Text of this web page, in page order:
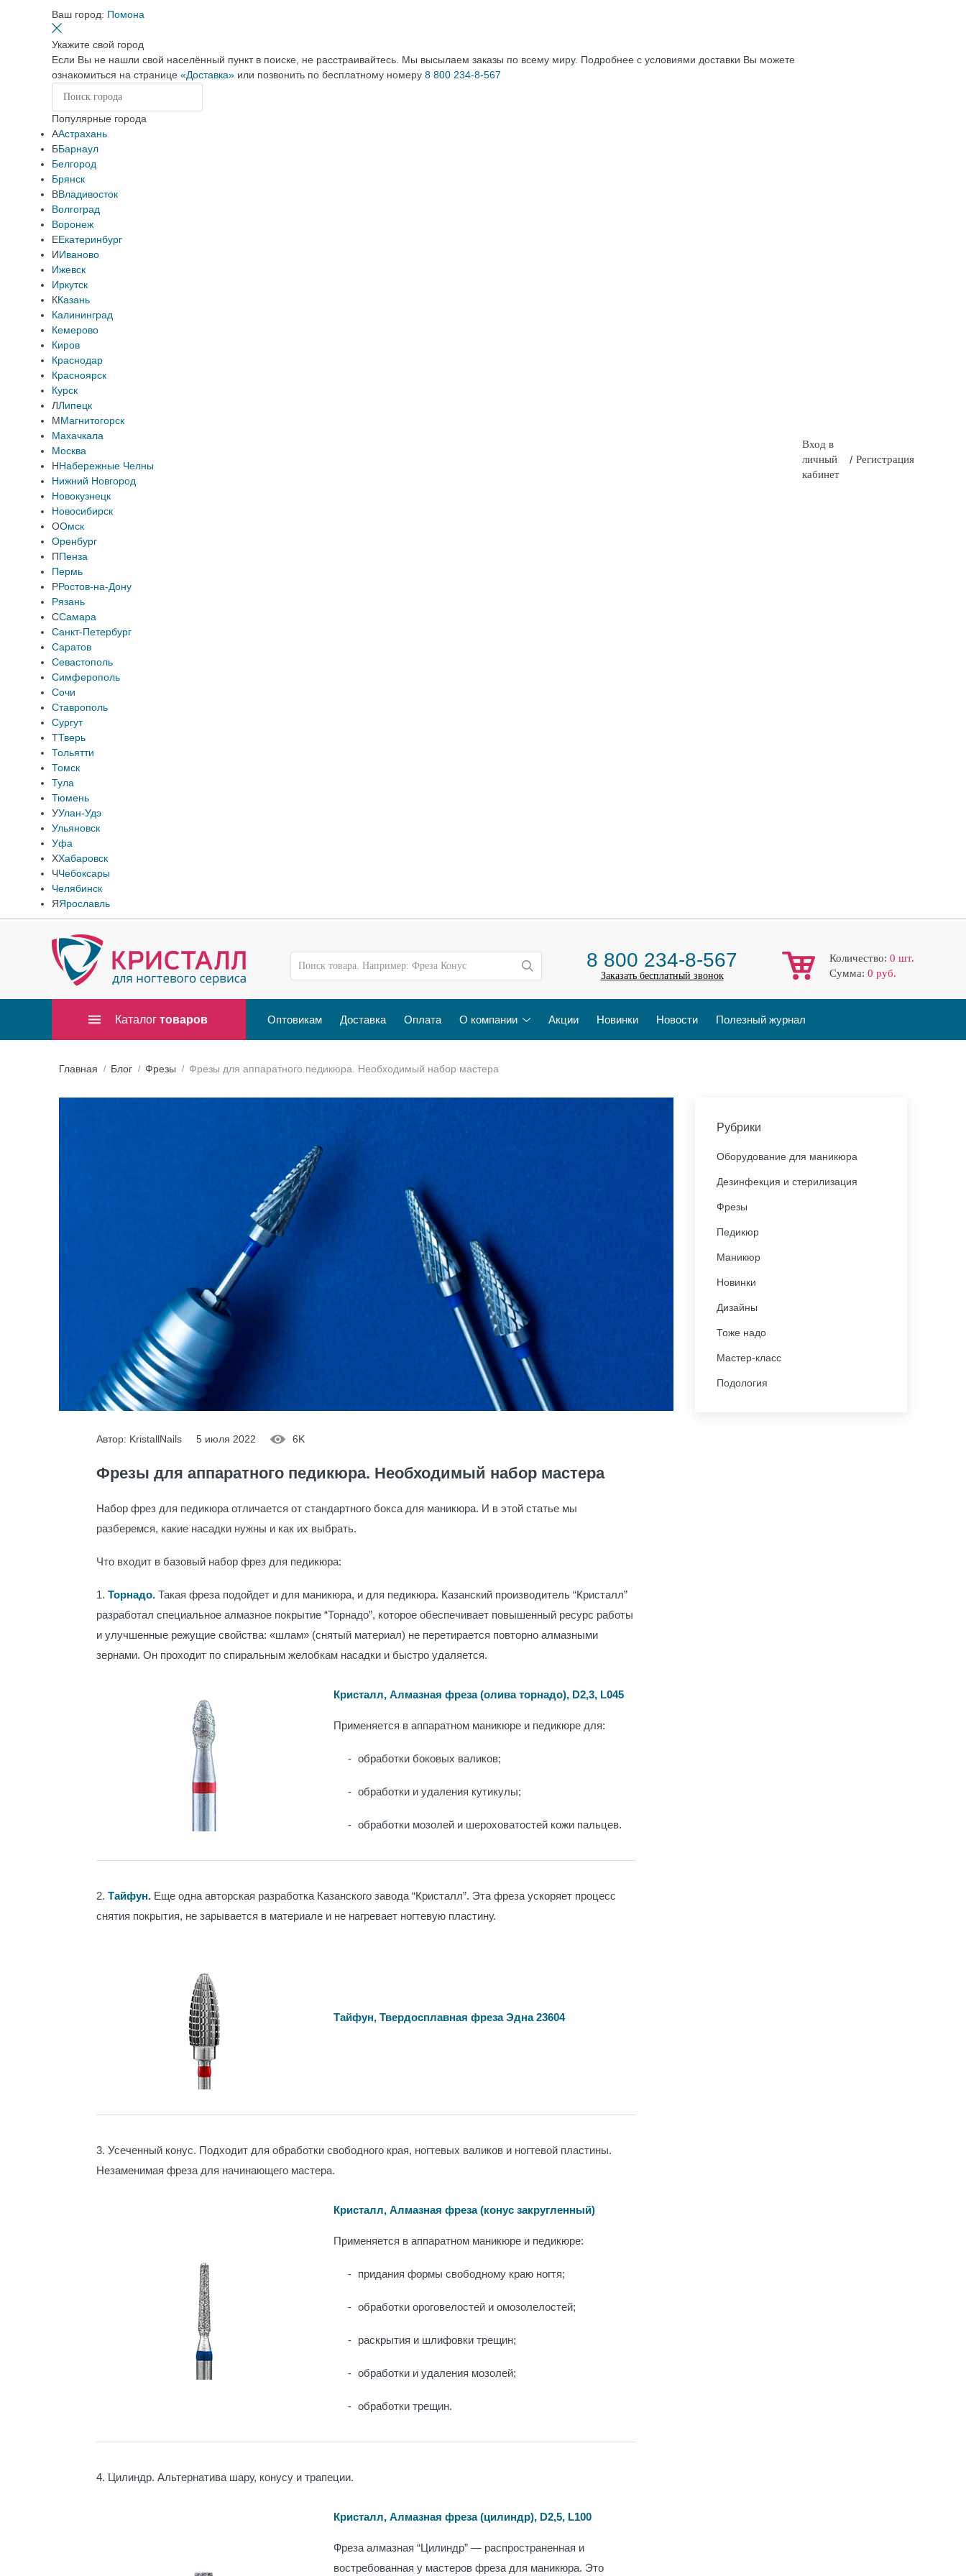
Ваш город: Помона
Укажите свой город
Если Вы не нашли свой населённый пункт в поиске, не расстраивайтесь. Мы высылаем заказы по всему миру. Подробнее с условиями доставки Вы можете
ознакомиться на странице «Доставка» или позвонить по бесплатному номеру 8 800 234-8-567
Популярные города
ААстрахань
ББарнаул
Белгород
Брянск
ВВладивосток
Волгоград
Воронеж
ЕЕкатеринбург
ИИваново
Ижевск
Иркутск
ККазань
Калининград
Кемерово
Киров
Краснодар
Красноярск
Курск
ЛЛипецк
ММагнитогорск
Махачкала
Москва
ННабережные Челны
Нижний Новгород
Новокузнецк
Новосибирск
ООмск
Оренбург
ППенза
Пермь
РРостов-на-Дону
Рязань
ССамара
Санкт-Петербург
Саратов
Севастополь
Симферополь
Сочи
Ставрополь
Сургут
ТТверь
Тольятти
Томск
Тула
Тюмень
УУлан-Удэ
Ульяновск
Уфа
ХХабаровск
ЧЧебоксары
Челябинск
ЯЯрославль
Вход в
личный
кабинет
/ Регистрация
8 800 234-8-567
Заказать бесплатный звонок
Количество: 0 шт.
Cумма: 0 руб.
Каталог товаров Оптовикам Доставка Оплата О компании Акции Новинки Новости Полезный журнал
Главная Блог Фрезы Фрезы для аппаратного педикюра. Необходимый набор мастера
Автор: KristallNails 5 июля 2022 6K
Фрезы для аппаратного педикюра. Необходимый набор мастера
Набор фрез для педикюра отличается от стандартного бокса для маникюра. И в этой статье мы
разберемся, какие насадки нужны и как их выбрать.
Что входит в базовый набор фрез для педикюра:
1. Торнадо. Такая фреза подойдет и для маникюра, и для педикюра. Казанский производитель “Кристалл”
разработал специальное алмазное покрытие “Торнадо”, которое обеспечивает повышенный ресурс работы
и улучшенные режущие свойства: «шлам» (снятый материал) не перетирается повторно алмазными
зернами. Он проходит по спиральным желобкам насадки и быстро удаляется.
Кристалл, Алмазная фреза (олива торнадо), D2,3, L045
Применяется в аппаратном маникюре и педикюре для:
обработки боковых валиков;
обработки и удаления кутикулы;
обработки мозолей и шероховатостей кожи пальцев.
2. Тайфун. Еще одна авторская разработка Казанского завода “Кристалл”. Эта фреза ускоряет процесс
снятия покрытия, не зарывается в материале и не нагревает ногтевую пластину.
Тайфун, Твердосплавная фреза Эдна 23604
3. Усеченный конус. Подходит для обработки свободного края, ногтевых валиков и ногтевой пластины.
Незаменимая фреза для начинающего мастера.
Кристалл, Алмазная фреза (конус закругленный)
Применяется в аппаратном маникюре и педикюре:
придания формы свободному краю ногтя;
обработки ороговелостей и омозолелостей;
раскрытия и шлифовки трещин;
обработки и удаления мозолей;
обработки трещин.
4. Цилиндр. Альтернатива шару, конусу и трапеции.
Кристалл, Алмазная фреза (цилиндр), D2,5, L100
Фреза алмазная “Цилиндр” — распространенная и
востребованная у мастеров фреза для маникюра. Это
Рубрики
Оборудование для маникюра
Дезинфекция и стерилизация
Фрезы
Педикюр
Маникюр
Новинки
Дизайны
Тоже надо
Мастер-класс
Подология